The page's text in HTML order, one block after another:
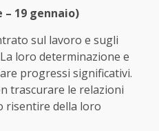
– 19 gennaio)
sul lavoro e sugli
loro determinazione e
progressi significativi.
trascurare le relazioni
risentire della loro